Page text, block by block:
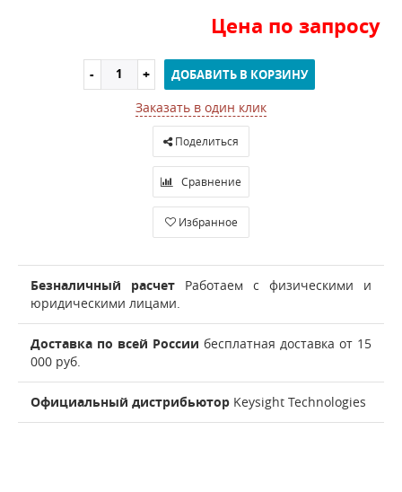
Цена по запросу
ДОБАВИТЬ В КОРЗИНУ
Заказать в один клик
Поделиться
Сравнение
Избранное
Безналичный расчет Работаем с физическими и
юридическими лицами.
Доставка по всей России бесплатная доставка от 15
000 руб.
Официальный дистрибьютор Keysight Technologies